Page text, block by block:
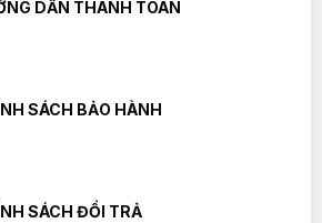
DẪN THANH TOÁN
SÁCH BẢO HÀNH
SÁCH ĐỔI TRẢ